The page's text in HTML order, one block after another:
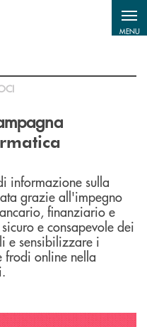
MENU
informazione sulla
grazie all'impegno
finanziario e
e consapevole dei
e sensibilizzare i
frodi online nella